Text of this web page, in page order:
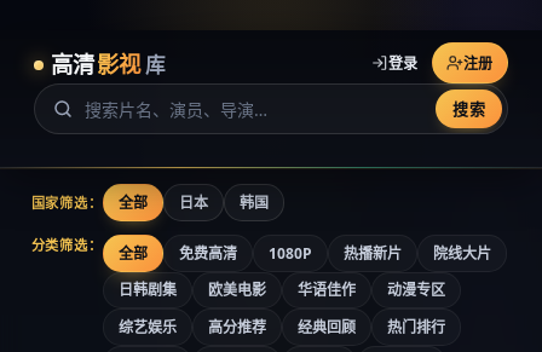
高清影视 库
搜索
登录 注册
国家筛选： 全部 日本 韩国
分类筛选： 全部 免费高清 1080P 热播新片
院线大片
日韩剧集
欧美电影 华语佳作
动漫专区
综艺娱乐
高分推荐 经典回顾
热门排行